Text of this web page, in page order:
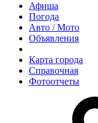
Афиша
Погода
Авто / Мото
Объявления
Карта города
Справочная
Фотоотчеты